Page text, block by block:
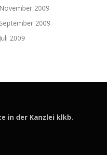
November 2009
September 2009
Juli 2009
in der Kanzlei klkb.